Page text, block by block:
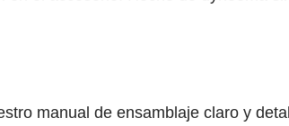
manual de ensamblaje claro y